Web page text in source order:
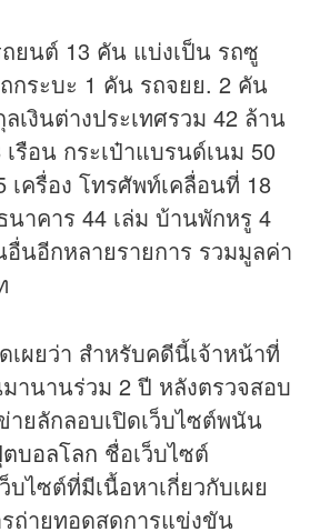
ยนต์ 13 คัน แบ่งเป็น รถซู
กระบะ 1 คัน รถจยย. 2 คัน
เงินต่างประเทศรวม 42 ล้าน
รือน กระเป๋าแบรนด์เนม 50
เครื่อง โทรศัพท์เคลื่อนที่ 18
าคาร 44 เล่ม บ้านพักหรู 4
นอีกหลายรายการ รวมมูลค่า
เผยว่า สำหรับคดีนี้เจ้าหน้าที่
านานร่วม 2 ปี หลังตรวจสอบ
ายลักลอบเปิดเว็บไซต์พนัน
บอลโลก ชื่อเว็บไซต์
บไซต์ที่มีเนื้อหาเกี่ยวกับเผย
ถ่ายทอดสดการแข่งขัน